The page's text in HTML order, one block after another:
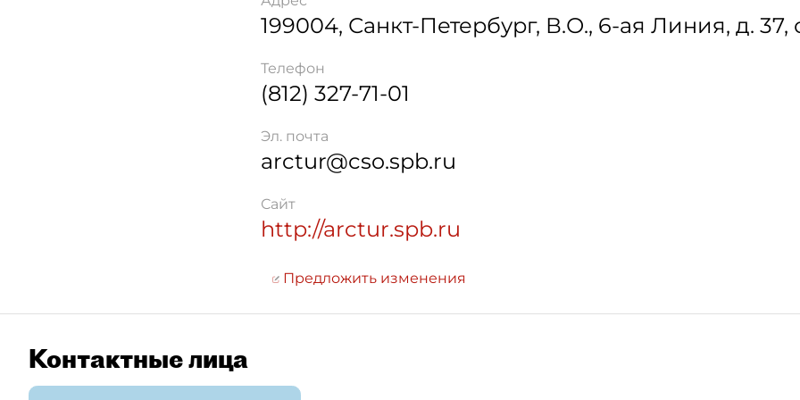
199004, Санкт-Петербург, В.О., 6-ая Линия, д. 37,
Телефон
(812) 327-71-01
Эл. почта
arctur@cso.spb.ru
Сайт
http://arctur.spb.ru
Предложить изменения
Контактные лица